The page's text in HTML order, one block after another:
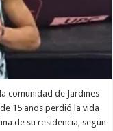
comunidad de Jardines
15 años perdió la vida
de su residencia, según